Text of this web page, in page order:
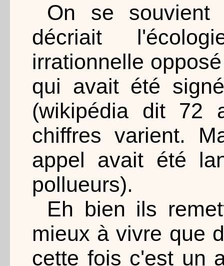
On se souvient
décriait
irrationnelle
qui avait été
(wikipédia dit 72
chiffres varient.
appel avait été
pollueurs).
Eh bien ils
mieux à vivre que
cette fois c'est un